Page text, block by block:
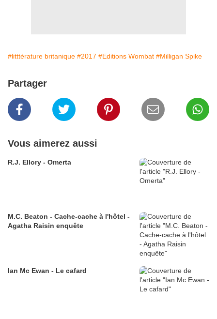
#litttérature britanique #2017 #Editions Wombat #Milligan Spike
Partager
Vous aimerez aussi
R.J. Ellory - Omerta
M.C. Beaton - Cache-cache à l'hôtel -
Agatha Raisin enquête
Ian Mc Ewan - Le cafard